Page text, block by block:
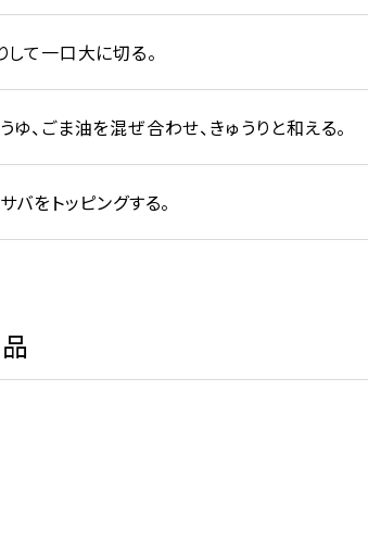
て一口大に切る。
、ごま油を混ぜ合わせ、きゅうりと和える。
をトッピングする。